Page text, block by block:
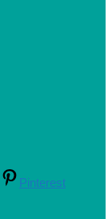
Pinterest